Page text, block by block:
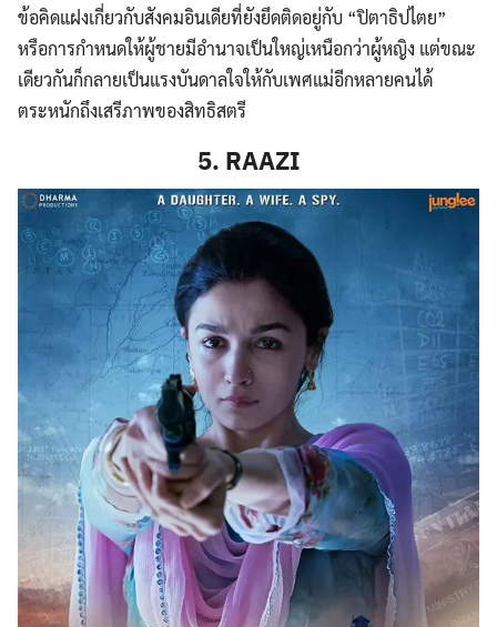
ข้อคิดแฝงเกี่ยวกับสังคมอินเดียที่ยังยึดติดอยู่กับ “ปิตาธิปไตย”
หรือการกำหนดให้ผู้ชายมีอำนาจเป็นใหญ่เหนือกว่าผู้หญิง แต่ขณะ
เดียวกันก็กลายเป็นแรงบันดาลใจให้กับเพศแม่อีกหลายคนได้
ตระหนักถึงเสรีภาพของสิทธิสตรี
5. RAAZI